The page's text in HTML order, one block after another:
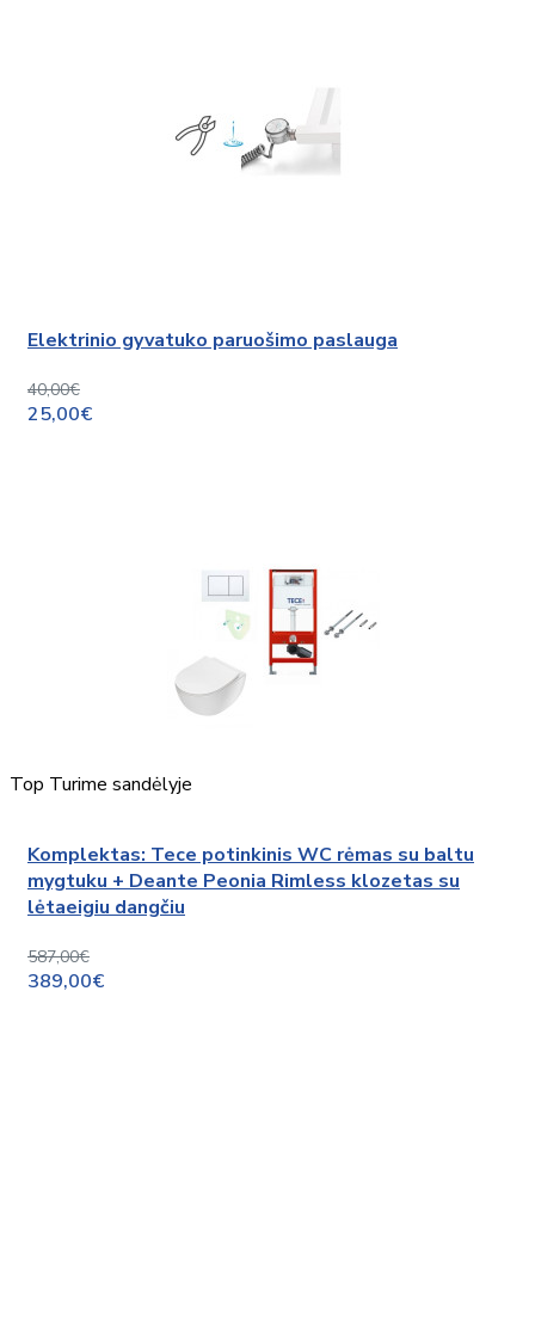
Elektrinio gyvatuko paruošimo paslauga
40,00€
25,00€
Top Turime sandėlyje
Komplektas: Tece potinkinis WC rėmas su baltu
mygtuku + Deante Peonia Rimless klozetas su
lėtaeigiu dangčiu
587,00€
389,00€